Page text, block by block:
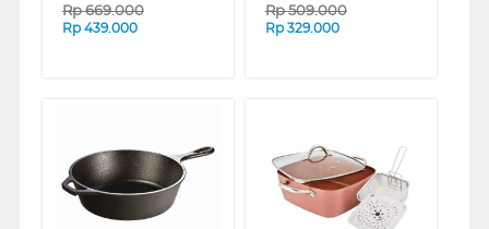
Rp669.000
Rp 439.000
Rp509.000
Rp 329.000